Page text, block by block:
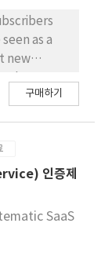
and
be
project
time,
which
to
the
of time
by
using the
as a
new
so there
moving
the
and
구매하기
인증제
SaaS